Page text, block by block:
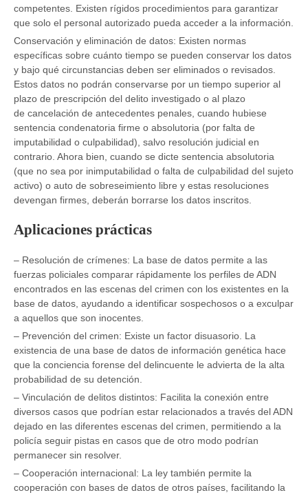
competentes. Existen rígidos procedimientos para garantizar
que solo el personal autorizado pueda acceder a la información.
Conservación y eliminación de datos: Existen normas
específicas sobre cuánto tiempo se pueden conservar los datos
y bajo qué circunstancias deben ser eliminados o revisados.
Estos datos no podrán conservarse por un tiempo superior al
plazo de prescripción del delito investigado o al plazo
de cancelación de antecedentes penales, cuando hubiese
sentencia condenatoria firme o absolutoria (por falta de
imputabilidad o culpabilidad), salvo resolución judicial en
contrario. Ahora bien, cuando se dicte sentencia absolutoria
(que no sea por inimputabilidad o falta de culpabilidad del sujeto
activo) o auto de sobreseimiento libre y estas resoluciones
devengan firmes, deberán borrarse los datos inscritos.
Aplicaciones prácticas
– Resolución de crímenes: La base de datos permite a las
fuerzas policiales comparar rápidamente los perfiles de ADN
encontrados en las escenas del crimen con los existentes en la
base de datos, ayudando a identificar sospechosos o a exculpar
a aquellos que son inocentes.
– Prevención del crimen: Existe un factor disuasorio. La
existencia de una base de datos de información genética hace
que la conciencia forense del delincuente le advierta de la alta
probabilidad de su detención.
– Vinculación de delitos distintos: Facilita la conexión entre
diversos casos que podrían estar relacionados a través del ADN
dejado en las diferentes escenas del crimen, permitiendo a la
policía seguir pistas en casos que de otro modo podrían
permanecer sin resolver.
– Cooperación internacional: La ley también permite la
cooperación con bases de datos de otros países, facilitando la